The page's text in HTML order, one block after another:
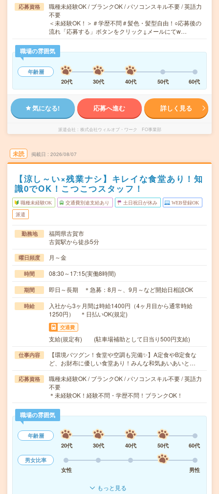
応募資格
職種未経験OK / ブランクOK / パソコンスキル不要 / 英語力
不要
＜未経験OK！＞＃学歴不問＃髪色・髪型自由！○応募後の
流れ「応募する」ボタンをクリック↓メールにてw…
職場の雰囲気
年齢層
20代
30代 40代 50代 60代
気になる! 応募へ進む 詳しく見る
派遣会社 株式会社ウィルオブ・ワーク FO事業部
未読 掲載日 2026/08/07
【涼し～い×残業ナシ】キレイな食堂あり！知
識0でOK！こつこつスタッフ！
職種未経験OK 交通費別途支給あり 土日祝日が休み WEB登録OK
派遣
勤務地
福岡県古賀市
古賀駅から徒歩5分
曜日頻度 月～金
時間 08:30～17:15(実働8時間)
期間 即日～長期 ＊急募：8月～、9月～など開始日相談OK
時給
入社から3ヶ月間は時給1400円（4ヶ月目から通常時給
1250円） ＊日払いOK(規定)
交通費
支給(規定有) (駐車場補助として日当り500円支給)
仕事内容
【環境バツグン！食堂や空調も完備✨】A定食やB定食な
ど、お財布に優しい食堂あり！みんな和気あいあいと…
応募資格
職種未経験OK / ブランクOK / パソコンスキル不要 / 英語力
不要
＊未経験OK！経験不問・学歴不問！ブランクOK！
職場の雰囲気
年齢層
20代
30代 40代 50代
60代
男女比率
女性
男性
もっと見る